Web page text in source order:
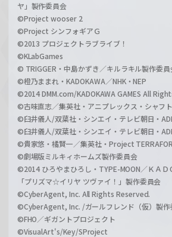
ヤ」製作委員会
©Project wooser 2
©Project シンフォギアＧ
©2013 プロジェクトラブライブ！
©KLabGames
© TRIGGER・中島かずき／キルラキル製作委員
©橙乃ままれ・KADOKAWA／NHK・NEP
©2014 DMM.com/KADOKAWA GAMES All
©古味直志／集英社・アニプレックス・シャフ
©臼井儀人/双葉社・シンエイ・テレビ朝日・
©臼井儀人/双葉社・シンエイ・テレビ朝日・
©貴家悠・橘賢一／集英社・Project
©劇場版ミルキィホームズ製作委員会
©2014 ひろやまひろし・TYPE-MOON／ＫＡＤ
「プリズマ☆イリヤ ツヴァイ！」製作委員会
©CyberAgent, Inc. All Rights Reserved.
©CyberAgent, Inc. /ガールフレンド（仮）製作
©FHO／ギガントプロジェクト
©VisualArt's/Key/SProject